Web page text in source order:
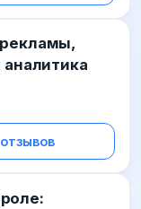
аналитика
отзывов